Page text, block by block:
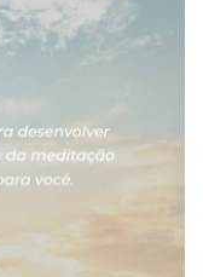
de Medicina